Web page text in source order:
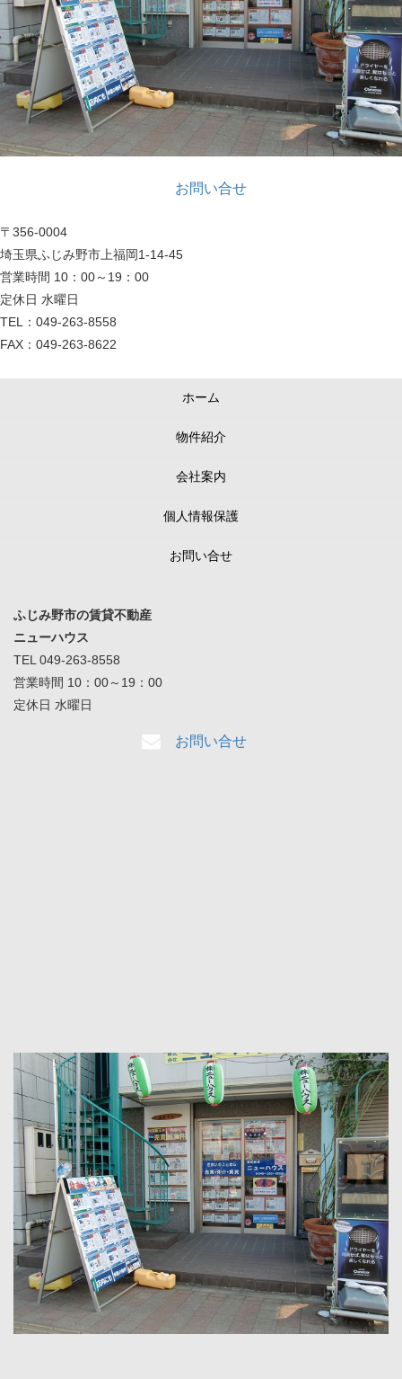
お問い合せ
〒356-0004
埼玉県ふじみ野市上福岡1-14-45
営業時間 10：00～19：00
定休日 水曜日
TEL：049-263-8558
FAX：049-263-8622
ホーム
物件紹介
会社案内
個人情報保護
お問い合せ
ふじみ野市の賃貸不動産
ニューハウス
TEL 049-263-8558
営業時間 10：00～19：00
定休日 水曜日
お問い合せ